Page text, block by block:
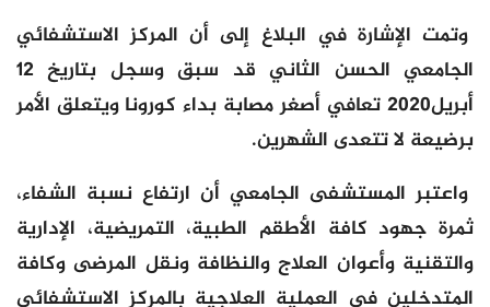
وتمت الإشارة في البلاغ إلى أن المركز الاستشفائي
الجامعي الحسن الثاني قد سبق وسجل بتاريخ 12
أبريل2020 تعافي أصغر مصابة بداء كورونا ويتعلق الأمر
برضيعة لا تتعدى الشهرين.
واعتبر المستشفى الجامعي أن ارتفاع نسبة الشفاء،
ثمرة جهود كافة الأطقم الطبية، التمريضية، الإدارية
والتقنية وأعوان العلاج والنظافة ونقل المرضى وكافة
المتدخلين في العملية العلاجية بالمركز الاستشفائي